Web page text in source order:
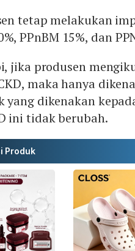
tetap melakukan
PPnBM 15%, dan
jika produsen
maka hanya
yang dikenakan
ini tidak berubah.
Produk